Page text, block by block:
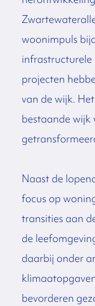
woonimpuls
infrastructurele
projecten
van de wijk.
bestaande wijk
Naast de
focus op
transities aan
de
daarbij onder
bevorderen